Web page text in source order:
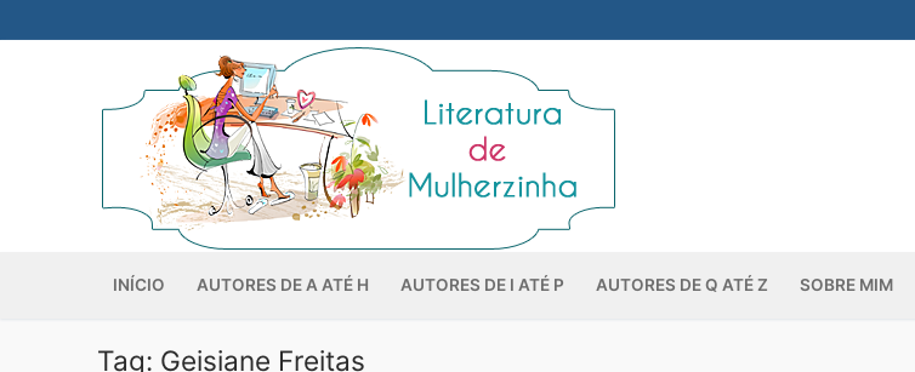
para
INÍCIO AUTORES DE A ATÉ H AUTORES DE I ATÉ P AUTORES DE Q ATÉ Z SOBRE MIM
Tag: Geisiane Freitas